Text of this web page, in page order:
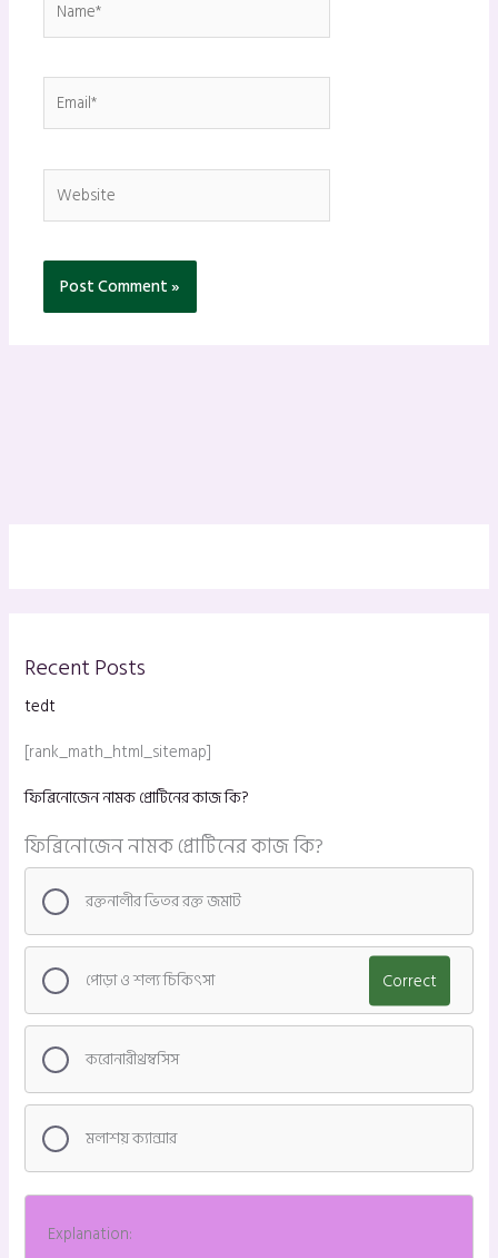
Recent Posts
tedt
[rank_math_html_sitemap]
ফিব্রিনোজেন নামক প্রোটিনের কাজ কি?
ফিব্রিনোজেন নামক প্রোটিনের কাজ কি?
রক্তনালীর ভিতর রক্ত জমাট
পোড়া ও শল্য চিকিৎসা Correct
করোনারীথ্রম্বসিস
মলাশয় ক্যান্সার
Explanation: